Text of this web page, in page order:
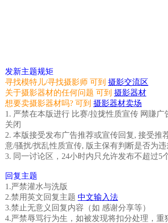
发新主题规矩
寻找模特儿/寻找摄影师 可到 摄影交流区
关于摄影器材的任何问题 可到 摄影器材
想要卖摄影器材吗? 可到 摄影器材卖场
1. 严禁在本版进行 比赛/拉拢性质宣传 网賺广
关闭
2. 本版接受发布广告推荐或宣传回复, 接受
意/骚扰/扰乱性质宣传, 版主保有判断是否为
3. 同一讨论区，24小时内只允许发布不超过5
回复主题
1.严禁灌水与洗版
2.禁用英文回复主题 中文输入法
3.禁止无意义回复内容（如 感谢分享等）
4.严禁辱骂行为生，如被发现将扣分处理，重